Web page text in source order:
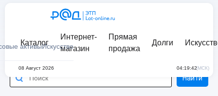
активыИскусство
Каталог
Интернет-
магазин
Прямая
продажа
Долги
08 Август 2026 04:19:42(МСК)
Найти